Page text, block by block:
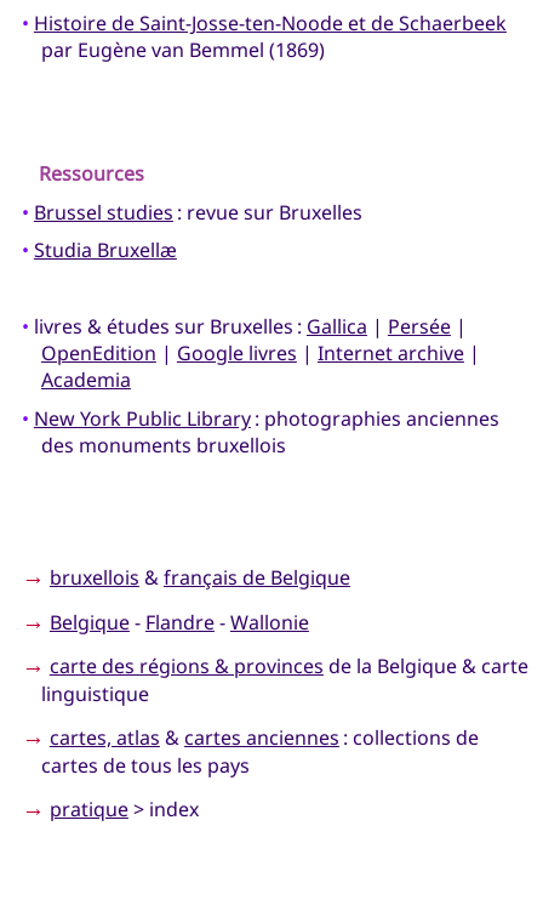
• Histoire de Saint-Josse-ten-Noode et de Schaerbeek
par Eugène van Bemmel (1869)
Ressources
• Brussel studies : revue sur Bruxelles
• Studia Bruxellæ
• livres & études sur Bruxelles : Gallica | Persée|
OpenEdition | Google livres | Internet archive|
Academia
• New York Public Library: photographies anciennes
des monuments bruxellois
→ bruxellois &français de Belgique
→ Belgique- Flandre-Wallonie
→ carte des régions & provinces de la Belgique & carte
linguistique
→ cartes, atlas &cartes anciennes : collections de
cartes de tous les pays
→ pratique> index